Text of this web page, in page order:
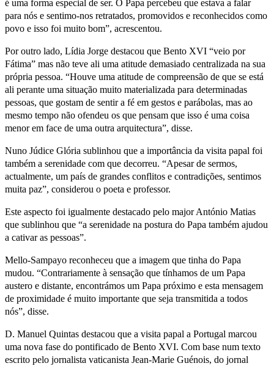
é uma forma especial de ser. O Papa percebeu que estava a falar
para nós e sentimo-nos retratados, promovidos e reconhecidos como
povo e isso foi muito bom”, acrescentou.
Por outro lado, Lídia Jorge destacou que Bento XVI “veio por
Fátima” mas não teve ali uma atitude demasiado centralizada na sua
própria pessoa. “Houve uma atitude de compreensão de que se está
ali perante uma situação muito materializada para determinadas
pessoas, que gostam de sentir a fé em gestos e parábolas, mas ao
mesmo tempo não ofendeu os que pensam que isso é uma coisa
menor em face de uma outra arquitectura”, disse.
Nuno Júdice Glória sublinhou que a importância da visita papal foi
também a serenidade com que decorreu. “Apesar de sermos,
actualmente, um país de grandes conflitos e contradições, sentimos
muita paz”, considerou o poeta e professor.
Este aspecto foi igualmente destacado pelo major António Matias
que sublinhou que “a serenidade na postura do Papa também ajudou
a cativar as pessoas”.
Mello-Sampayo reconheceu que a imagem que tinha do Papa
mudou. “Contrariamente à sensação que tínhamos de um Papa
austero e distante, encontrámos um Papa próximo e esta mensagem
de proximidade é muito importante que seja transmitida a todos
nós”, disse.
D. Manuel Quintas destacou que a visita papal a Portugal marcou
uma nova fase do pontificado de Bento XVI. Com base num texto
escrito pelo jornalista vaticanista Jean-Marie Guénois, do jornal